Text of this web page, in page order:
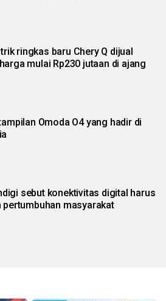
ringkas baru Chery Q dijual
mulai Rp230 jutaan di ajang
Omoda O4 yang hadir di
sebut konektivitas digital harus
pertumbuhan masyarakat